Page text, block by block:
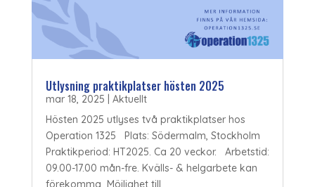
Utlysning praktikplatser hösten 2025
mar 18, 2025
Aktuellt
Hösten 2025 utlyses två praktikplatser hos
Operation 1325 Plats: Södermalm, Stockholm
Praktikperiod: HT2025. Ca 20 veckor. Arbetstid:
09.00-17.00 mån-fre. Kvälls- & helgarbete kan